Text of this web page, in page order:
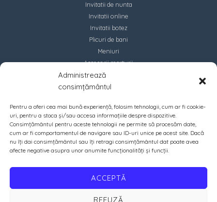
Administrează
consimțământul
Pentru a oferi cea mai bună experiență, folosim tehnologii, cum ar fi cookie-
uri, pentru a stoca și/sau accesa informațiile despre dispozitive.
Consimțământul pentru aceste tehnologii ne permite să procesăm date,
cum ar fi comportamentul de navigare sau ID-uri unice pe acest site. Dacă
nu îți dai consimțământul sau îți retragi consimțământul dat poate avea
afecte negative asupra unor anumite funcționalități și funcții.
ACCEPTĂ
REFUZĂ
Invitatii de nunta
Invitatii online
Invitatii botez
Plicuri de bani
Meniuri
Accesorii marturii
Contact